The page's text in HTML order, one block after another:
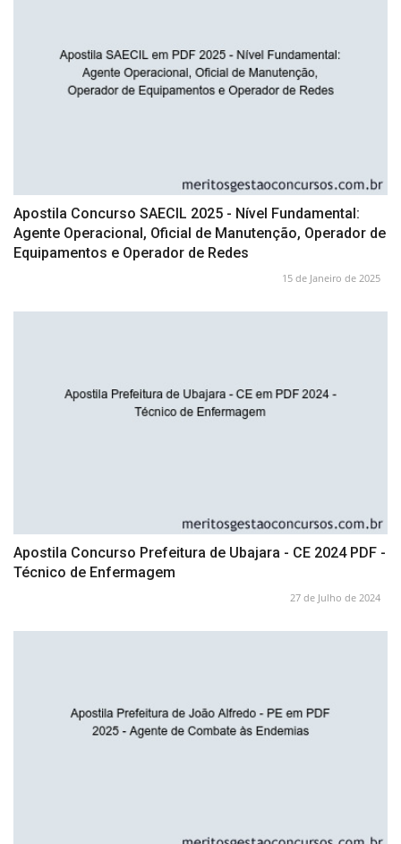
Apostila Concurso SAECIL 2025 - Nível Fundamental:
Agente Operacional, Oficial de Manutenção, Operador de
Equipamentos e Operador de Redes
15 de Janeiro de 2025
Apostila Concurso Prefeitura de Ubajara - CE 2024 PDF -
Técnico de Enfermagem
27 de Julho de 2024